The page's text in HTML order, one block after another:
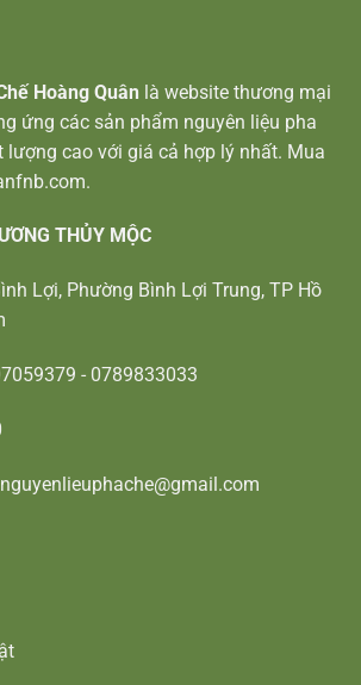
Hoàng Quân là website thương mại
ứng các sản phẩm nguyên liệu pha
lượng cao với giá cả hợp lý nhất. Mua
THỦY MỘC
Lợi, Phường Bình Lợi Trung, TP Hồ
- 0789833033